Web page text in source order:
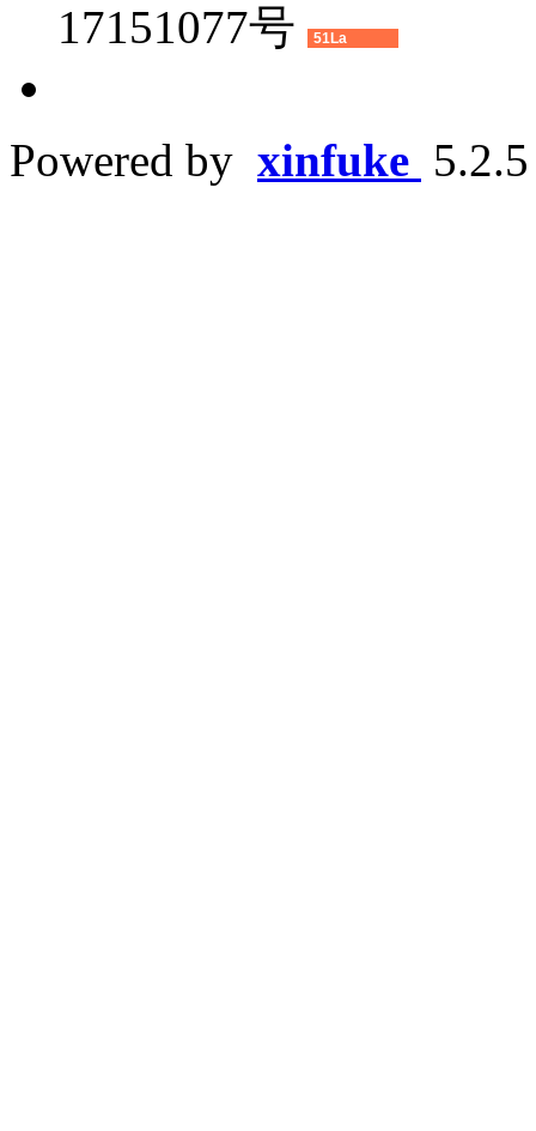
17151077号
51La
Powered by xinfuke